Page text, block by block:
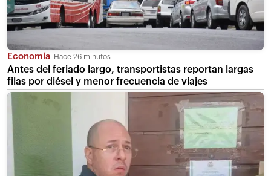
Economía Hace 26 minutos
Antes del feriado largo, transportistas reportan largas
filas por diésel y menor frecuencia de viajes